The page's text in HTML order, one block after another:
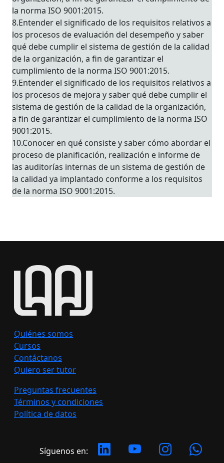
la norma ISO 9001:2015.
8.Entender el significado de los requisitos relativos a
los procesos de evaluación del desempeño y saber
qué debe cumplir el sistema de gestión de la calidad
de la organización, a fin de garantizar el
cumplimiento de la norma ISO 9001:2015.
9.Entender el significado de los requisitos relativos a
los procesos de mejora y saber qué debe cumplir el
sistema de gestión de la calidad de la organización,
a fin de garantizar el cumplimiento de la norma ISO
9001:2015.
10.Conocer en qué consiste y saber cómo abordar el
proceso de planificación, realización e informe de
las auditorías internas de un sistema de gestión de
la calidad ya implantado conforme a los requisitos
de la norma ISO 9001:2015.
Quiénes somos
Cursos
Contáctanos
Quiero ser tutor
Preguntas frecuentes
Términos y condiciones
Política de datos
Síguenos en: